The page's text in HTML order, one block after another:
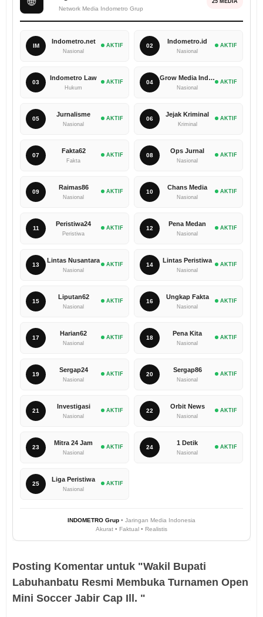
Network Media Indometro Grup
25 MEDIA
IM
Indometro.net
Nasional
AKTIF 02
Indometro.id
Nasional
AKTIF
03
Indometro Law
Hukum
AKTIF 04
Grow Media Indonesia
Nasional
AKTIF
05
Jurnalisme
Nasional
AKTIF 06
Jejak Kriminal
Kriminal
AKTIF
07
Fakta62
Fakta
AKTIF 08
Ops Jurnal
Nasional
AKTIF
09
Raimas86
Nasional
AKTIF 10
Chans Media
Nasional
AKTIF
11
Peristiwa24
Peristiwa
AKTIF 12
Pena Medan
Nasional
AKTIF
13
Lintas Nusantara
Nasional
AKTIF 14
Lintas Peristiwa
Nasional
AKTIF
15
Liputan62
Nasional
AKTIF 16
Ungkap Fakta
Nasional
AKTIF
17
Harian62
Nasional
AKTIF 18
Pena Kita
Nasional
AKTIF
19
Sergap24
Nasional
AKTIF 20
Sergap86
Nasional
AKTIF
21
Investigasi
Nasional
AKTIF 22
Orbit News
Nasional
AKTIF
23
Mitra 24 Jam
Nasional
AKTIF 24
1 Detik
Nasional
AKTIF
25
Liga Peristiwa
Nasional
AKTIF
INDOMETRO Grup • Jaringan Media Indonesia
Akurat • Faktual • Realistis
Posting Komentar untuk "Wakil Bupati
Labuhanbatu Resmi Membuka Turnamen Open
Mini Soccer Jabir Cap Ill. "